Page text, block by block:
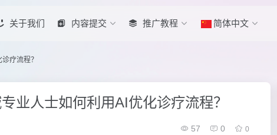
关于我们 内容提交 推广教程 简体中文
疗流程？
业人士如何利用AI优化诊疗流程？
57 0 0